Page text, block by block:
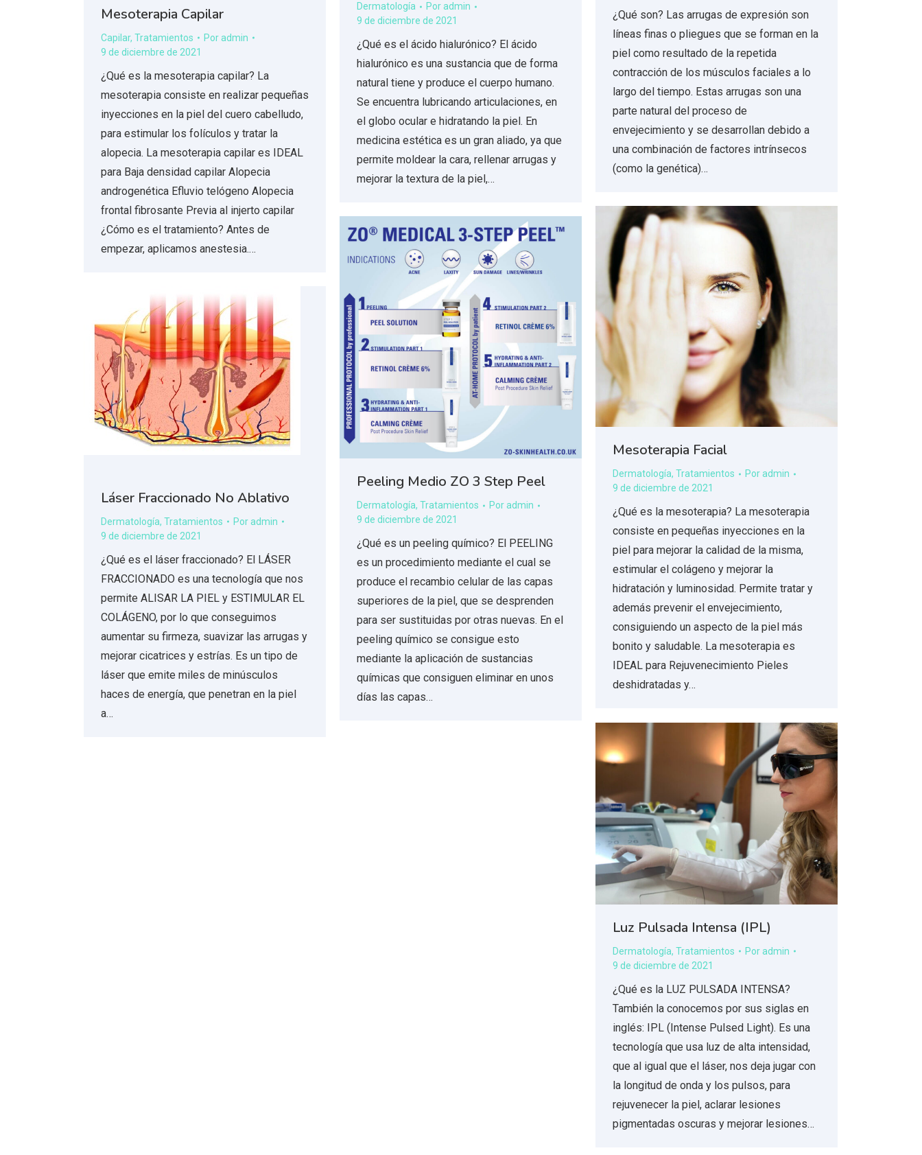
¿Qué son? Las arrugas de expresión son
líneas finas o pliegues que se forman en la
piel como resultado de la repetida
contracción de los músculos faciales a lo
largo del tiempo. Estas arrugas son una
parte natural del proceso de
envejecimiento y se desarrollan debido a
una combinación de factores intrínsecos
(como la genética)…
Dermatología Poradmin
9 de diciembre de 2021
¿Qué es el ácido hialurónico? El ácido
hialurónico es una sustancia que de forma
natural tiene y produce el cuerpo humano.
Se encuentra lubricando articulaciones, en
el globo ocular e hidratando la piel. En
medicina estética es un gran aliado, ya que
permite moldear la cara, rellenar arrugas y
mejorar la textura de la piel,…
Mesoterapia Capilar
Capilar, Tratamientos Poradmin
9 de diciembre de 2021
¿Qué es la mesoterapia capilar? La
mesoterapia consiste en realizar pequeñas
inyecciones en la piel del cuero cabelludo,
para estimular los folículos y tratar la
alopecia. La mesoterapia capilar es IDEAL
para Baja densidad capilar Alopecia
androgenética Efluvio telógeno Alopecia
frontal fibrosante Previa al injerto capilar
¿Cómo es el tratamiento? Antes de
empezar, aplicamos anestesia.…
Mesoterapia Facial
Dermatología, Tratamientos Poradmin
9 de diciembre de 2021
¿Qué es la mesoterapia? La mesoterapia
consiste en pequeñas inyecciones en la
piel para mejorar la calidad de la misma,
estimular el colágeno y mejorar la
hidratación y luminosidad. Permite tratar y
además prevenir el envejecimiento,
consiguiendo un aspecto de la piel más
bonito y saludable. La mesoterapia es
IDEAL para Rejuvenecimiento Pieles
deshidratadas y…
Peeling Medio ZO 3 Step Peel
Dermatología, Tratamientos Poradmin
9 de diciembre de 2021
¿Qué es un peeling químico? El PEELING
es un procedimiento mediante el cual se
produce el recambio celular de las capas
superiores de la piel, que se desprenden
para ser sustituidas por otras nuevas. En el
peeling químico se consigue esto
mediante la aplicación de sustancias
químicas que consiguen eliminar en unos
días las capas…
Láser Fraccionado No Ablativo
Dermatología, Tratamientos Poradmin
9 de diciembre de 2021
¿Qué es el láser fraccionado? El LÁSER
FRACCIONADO es una tecnología que nos
permite ALISAR LA PIEL y ESTIMULAR EL
COLÁGENO, por lo que conseguimos
aumentar su firmeza, suavizar las arrugas y
mejorar cicatrices y estrías. Es un tipo de
láser que emite miles de minúsculos
haces de energía, que penetran en la piel
a…
Luz Pulsada Intensa (IPL)
Dermatología, Tratamientos Poradmin
9 de diciembre de 2021
¿Qué es la LUZ PULSADA INTENSA?
También la conocemos por sus siglas en
inglés: IPL (Intense Pulsed Light). Es una
tecnología que usa luz de alta intensidad,
que al igual que el láser, nos deja jugar con
la longitud de onda y los pulsos, para
rejuvenecer la piel, aclarar lesiones
pigmentadas oscuras y mejorar lesiones…